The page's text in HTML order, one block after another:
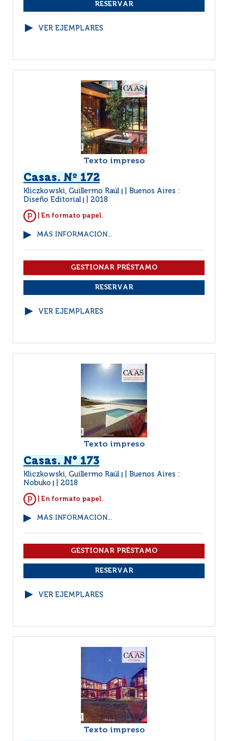
VER EJEMPLARES
Texto impreso
Casas. Nº 172
Kliczkowski, Guillermo Raúl
Buenos Aires :
Diseño Editorial
2018
| En formato papel.
MÁS INFORMACIÓN...
VER EJEMPLARES
Texto impreso
Casas. N° 173
Kliczkowski, Guillermo Raúl
Buenos Aires :
Nobuko
2018
| En formato papel.
MÁS INFORMACIÓN...
VER EJEMPLARES
Texto impreso